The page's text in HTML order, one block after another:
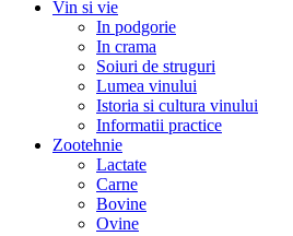
Vin si vie
In podgorie
In crama
Soiuri de struguri
Lumea vinului
Istoria si cultura vinului
Informatii practice
Zootehnie
Lactate
Carne
Bovine
Ovine